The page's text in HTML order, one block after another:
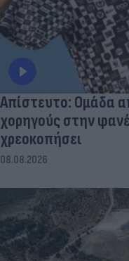
Απίστευτο: Ομάδα
χορηγούς στην
χρεοκοπήσει
08.08.2026